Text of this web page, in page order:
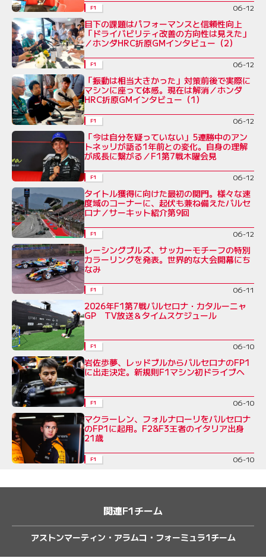
F1 06-12
目下の課題はパフォーマンスと信頼性向上
「ドライバビリティ改善の方向性は見えた」
／ホンダHRC折原GMインタビュー（2）
F1 06-12
「振動は相当大きかった」対策前後で実際に
マシンに座って体感。現在は解消／ホンダ
HRC折原GMインタビュー（1）
F1 06-12
「今は自分を疑っていない」5連勝中のアン
トネッリが語る1年前との変化。自身の理解
が成長に繋がる／F1第7戦木曜会見
F1 06-12
タイトル獲得に向けた最初の関門。様々な速
度域のコーナーに、起伏も兼ね備えたバルセ
ロナ／サーキット紹介第9回
F1 06-12
レーシングブルズ、サッカーモチーフの特別
カラーリングを発表。世界的な大会開幕にち
なみ
F1 06-11
2026年F1第7戦バルセロナ・カタルーニャ
GP TV放送＆タイムスケジュール
F1 06-10
岩佐歩夢、レッドブルからバルセロナのFP1
に出走決定。新規則F1マシン初ドライブへ
F1 06-10
マクラーレン、フォルナローリをバルセロナ
のFP1に起用。F2&F3王者のイタリア出身
21歳
F1 06-10
関連F1チーム
アストンマーティン・アラムコ・フォーミュラ1チーム